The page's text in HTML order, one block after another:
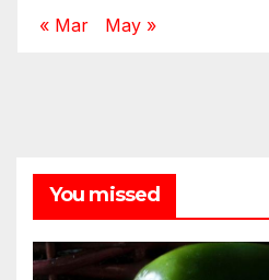
« Mar May »
You missed